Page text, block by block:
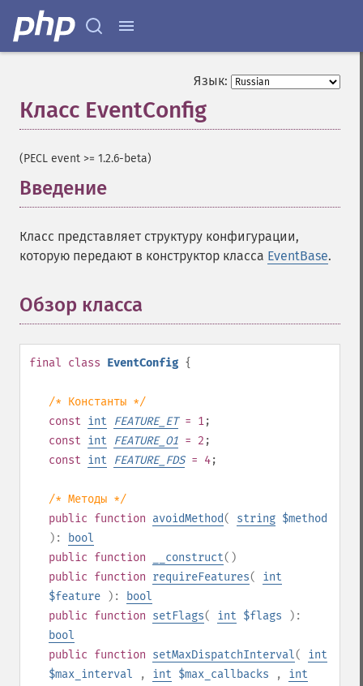
Язык:
Класс EventConfig
(PECL event >= 1.2.6-beta)
Введение
Класс представляет структуру конфигурации,
которую передают в конструктор класса EventBase.
Обзор класса
final class EventConfig {
/* Константы */
const int FEATURE_ET= 1;
const int FEATURE_O1 = 2 ;
const int FEATURE_FDS= 4;
/* Методы */
public function avoidMethod( string $method
):
bool
public function __construct()
public function requireFeatures(
int
$feature
):
bool
public function setFlags( int $flags
):
bool
public function setMaxDispatchInterval(
int
$max_interval
, int $max_callbacks , int